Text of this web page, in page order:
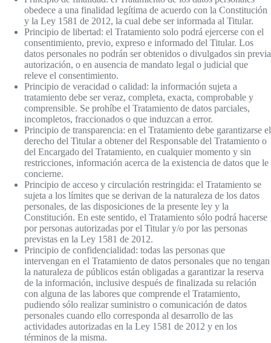
obedece a una finalidad legítima de acuerdo con la Constitución
y la Ley 1581 de 2012, la cual debe ser informada al Titular.
Principio de libertad: el Tratamiento solo podrá ejercerse con el
consentimiento, previo, expreso e informado del Titular. Los
datos personales no podrán ser obtenidos o divulgados sin previa
autorización, o en ausencia de mandato legal o judicial que
releve el consentimiento.
Principio de veracidad o calidad: la información sujeta a
tratamiento debe ser veraz, completa, exacta, comprobable y
comprensible. Se prohíbe el Tratamiento de datos parciales,
incompletos, fraccionados o que induzcan a error.
Principio de transparencia: en el Tratamiento debe garantizarse el
derecho del Titular a obtener del Responsable del Tratamiento o
del Encargado del Tratamiento, en cualquier momento y sin
restricciones, información acerca de la existencia de datos que le
concierne.
Principio de acceso y circulación restringida: el Tratamiento se
sujeta a los límites que se derivan de la naturaleza de los datos
personales, de las disposiciones de la presente ley y la
Constitución. En este sentido, el Tratamiento sólo podrá hacerse
por personas autorizadas por el Titular y/o por las personas
previstas en la Ley 1581 de 2012.
Principio de confidencialidad: todas las personas que
intervengan en el Tratamiento de datos personales que no tengan
la naturaleza de públicos están obligadas a garantizar la reserva
de la información, inclusive después de finalizada su relación
con alguna de las labores que comprende el Tratamiento,
pudiendo sólo realizar suministro o comunicación de datos
personales cuando ello corresponda al desarrollo de las
actividades autorizadas en la Ley 1581 de 2012 y en los
términos de la misma.